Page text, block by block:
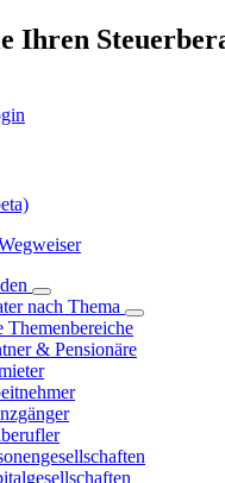
Ihren
nach Thema
Themenbereiche
& Pensionäre